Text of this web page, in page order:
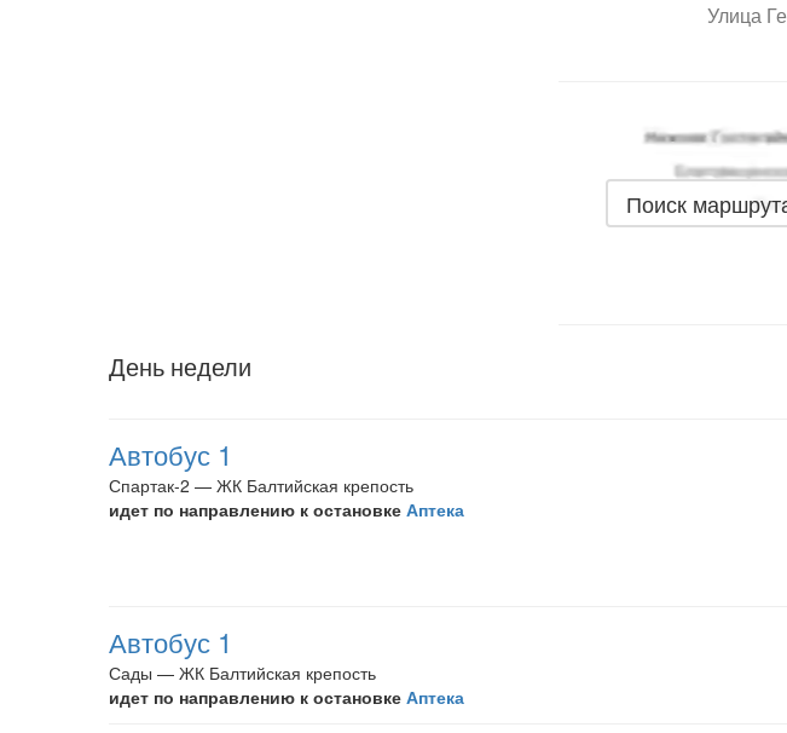
Улица
Поиск
День недели
Автобус 1
Спартак-2 — ЖК Балтийская крепость
идет по направлению к остановке Аптека
Автобус 1
Сады — ЖК Балтийская крепость
идет по направлению к остановке Аптека